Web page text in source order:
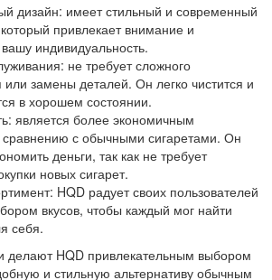
дизайн: имеет стильный и современный
привлекает внимание и
индивидуальность.
не требует сложного
замены деталей. Он легко чистится и
в хорошем состоянии.
является более экономичным
с обычными сигаретами. Он
деньги, так как не требует
новых сигарет.
HQD радует своих пользователей
вкусов, чтобы каждый мог найти
себя.
делают HQD привлекательным выбором
и стильную альтернативу обычным